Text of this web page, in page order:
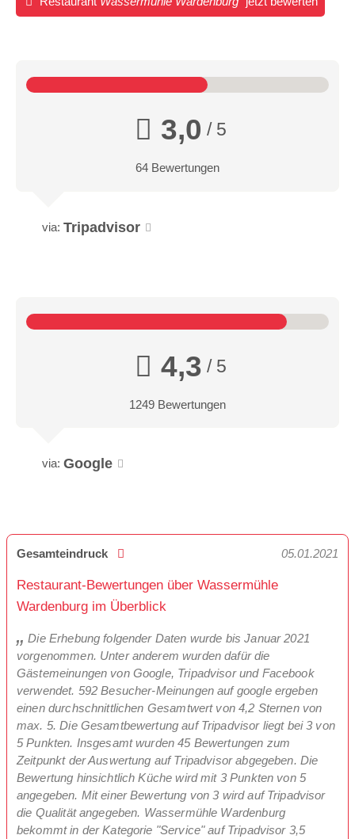
3,0 / 5
64 Bewertungen
via: Tripadvisor
4,3 / 5
1249 Bewertungen
via: Google
Gesamteindruck 05.01.2021
Restaurant-Bewertungen über Wassermühle
Wardenburg im Überblick
Die Erhebung folgender Daten wurde bis Januar 2021
vorgenommen. Unter anderem wurden dafür die
Gästemeinungen von Google, Tripadvisor und Facebook
verwendet. 592 Besucher-Meinungen auf google ergeben
einen durchschnittlichen Gesamtwert von 4,2 Sternen von
max. 5. Die Gesamtbewertung auf Tripadvisor liegt bei 3 von
5 Punkten. Insgesamt wurden 45 Bewertungen zum
Zeitpunkt der Auswertung auf Tripadvisor abgegeben. Die
Bewertung hinsichtlich Küche wird mit 3 Punkten von 5
angegeben. Mit einer Bewertung von 3 wird auf Tripadvisor
die Qualität angegeben. Wassermühle Wardenburg
bekommt in der Kategorie "Service" auf Tripadvisor 3,5